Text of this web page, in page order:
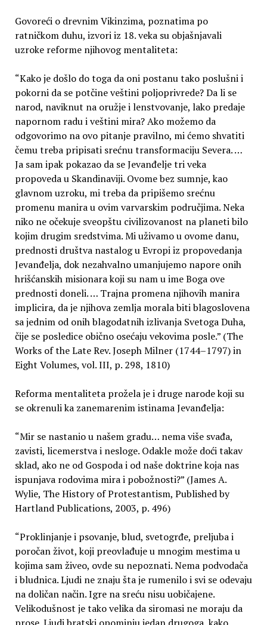
Govoreći o drevnim Vikinzima, poznatima po
ratničkom duhu, izvori iz 18. veka su objašnjavali
uzroke reforme njihovog mentaliteta:
“Kako je došlo do toga da oni postanu tako poslušni i
pokorni da se potčine veštini poljoprivrede? Da li se
narod, naviknut na oružje i lenstvovanje, lako predaje
napornom radu i veštini mira? Ako možemo da
odgovorimo na ovo pitanje pravilno, mi ćemo shvatiti
čemu treba pripisati srećnu transformaciju Severa. …
Ja sam ipak pokazao da se Jevanđelje tri veka
propoveda u Skandinaviji. Ovome bez sumnje, kao
glavnom uzroku, mi treba da pripišemo srećnu
promenu manira u ovim varvarskim područjima. Neka
niko ne očekuje sveopštu civilizovanost na planeti bilo
kojim drugim sredstvima. Mi uživamo u ovome danu,
prednosti društva nastalog u Evropi iz propovedanja
Jevanđelja, dok nezahvalno umanjujemo napore onih
hrišćanskih misionara koji su nam u ime Boga ove
prednosti doneli. … Trajna promena njihovih manira
implicira, da je njihova zemlja morala biti blagoslovena
sa jednim od onih blagodatnih izlivanja Svetoga Duha,
čije se posledice obično osećaju vekovima posle.” (The
Works of the Late Rev. Joseph Milner (1744–1797) in
Eight Volumes, vol. III, p. 298, 1810)
Reforma mentaliteta prožela je i druge narode koji su
se okrenuli ka zanemarenim istinama Jevanđelja:
“Mir se nastanio u našem gradu… nema više svađa,
zavisti, licemerstva i nesloge. Odakle može doći takav
sklad, ako ne od Gospoda i od naše doktrine koja nas
ispunjava rodovima mira i pobožnosti?” (James A.
Wylie, The History of Protestantism, Published by
Hartland Publications, 2003, p. 496)
“Proklinjanje i psovanje, blud, svetogrđe, preljuba i
poročan život, koji preovlađuje u mnogim mestima u
kojima sam živeo, ovde su nepoznati. Nema podvodača
i bludnica. Ljudi ne znaju šta je rumenilo i svi se odevaju
na doličan način. Igre na sreću nisu uobičajene.
Velikodušnost je tako velika da siromasi ne moraju da